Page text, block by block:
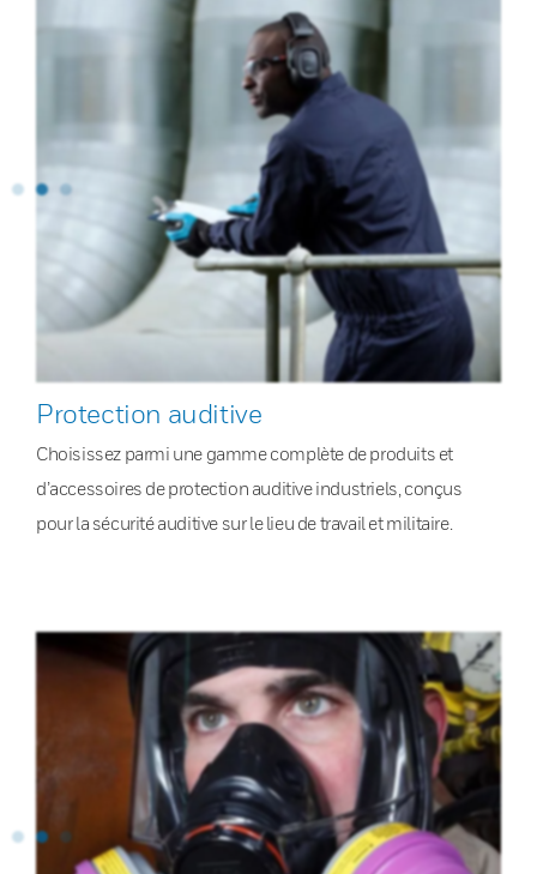
Protection auditive
Choisissez parmi une gamme complète de produits et
d’accessoires de protection auditive industriels, conçus
pour la sécurité auditive sur le lieu de travail et militaire.